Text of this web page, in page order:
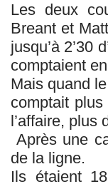
Les deux
Breant et
jusqu’à 2’30
comptaient
Mais quand
comptait
l’affaire, plus
Après une
de la ligne.
Ils étaient